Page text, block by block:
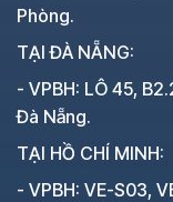
Phòng.
TẠI ĐÀ NẴNG:
- VPBH: LÔ 45,
Đà Nẵng.
TẠI HỒ CHÍ MINH:
- VPBH: VE-S03,